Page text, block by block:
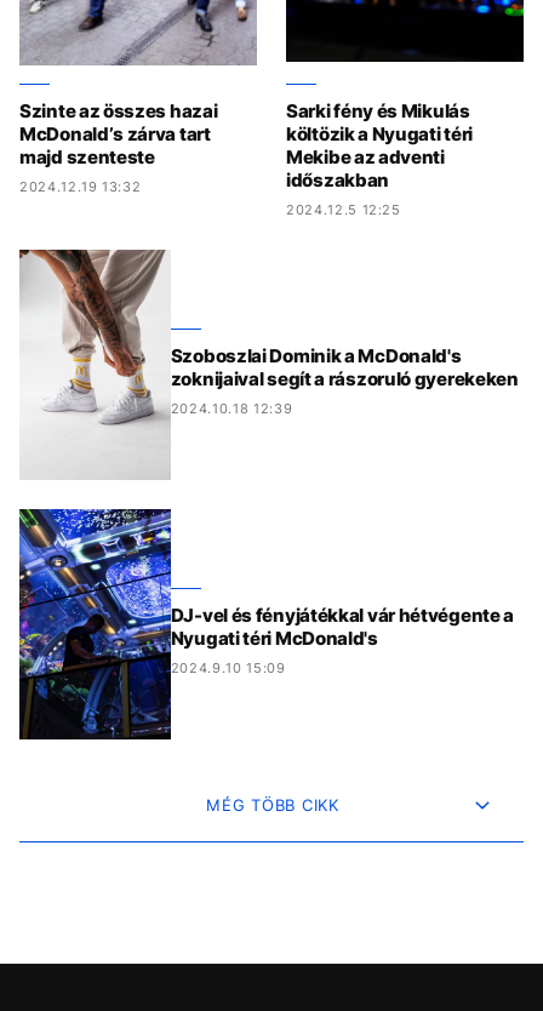
Szinte az összes hazai
McDonald’s zárva tart
majd szenteste
2024.12.19 13:32
Sarki fény és Mikulás
költözik a Nyugati téri
Mekibe az adventi
időszakban
2024.12.5 12:25
Szoboszlai Dominik a McDonald's
zoknijaival segít a rászoruló gyerekeken
2024.10.18 12:39
DJ-vel és fényjátékkal vár hétvégente a
Nyugati téri McDonald's
2024.9.10 15:09
MÉG TÖBB CIKK